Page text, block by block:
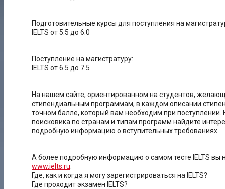
Подготовительные курсы для поступления на
IELTS от 5.5 до 6.0
Поступление на магистратуру:
IELTS от 6.5 до 7.5
На нашем сайте, ориентированном на студентов,
стипендиальным программам, в каждом описании
точном балле, который вам необходим при поступлении.
поисковика по странам и типам программ найдите
подробную информацию о вступительных требованиях.
А более подробную информацию о самом тесте IELTS вы
www.ielts.ru
Где, как и когда я могу зарегистрироваться на IELTS?
Где проходит экзамен IELTS?